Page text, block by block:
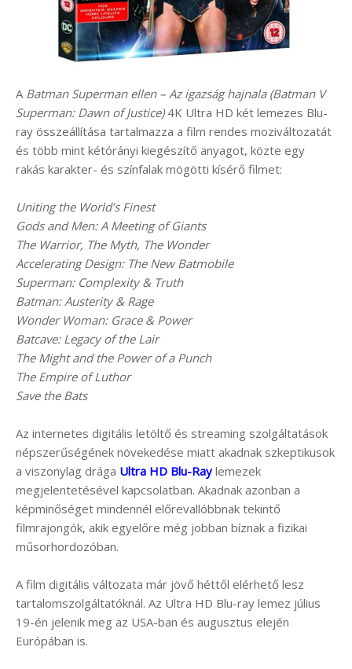
A Batman Superman ellen – Az igazság hajnala (Batman V
Superman: Dawn of Justice)4K Ultra HD két lemezes Blu-
ray összeállítása tartalmazza a film rendes moziváltozatát
és több mint kétórányi kiegészítő anyagot, közte egy
rakás karakter- és színfalak mögötti kísérő filmet:
Uniting the World’s Finest
Gods and Men: A Meeting of Giants
The Warrior, The Myth, The Wonder
Accelerating Design: The New Batmobile
Superman: Complexity & Truth
Batman: Austerity & Rage
Wonder Woman: Grace & Power
Batcave: Legacy of the Lair
The Might and the Power of a Punch
The Empire of Luthor
Save the Bats
Az internetes digitális letöltő és streaming szolgáltatások
népszerűségének növekedése miatt akadnak szkeptikusok
a viszonylag drága Ultra HD Blu-Raylemezek
megjelentetésével kapcsolatban. Akadnak azonban a
képminőséget mindennél előrevallóbbnak tekintő
filmrajongók, akik egyelőre még jobban bíznak a fizikai
műsorhordozóban.
A film digitális változata már jövő héttől elérhető lesz
tartalomszolgáltatóknál. Az Ultra HD Blu-ray lemez július
19-én jelenik meg az USA-ban és augusztus elején
Európában is.